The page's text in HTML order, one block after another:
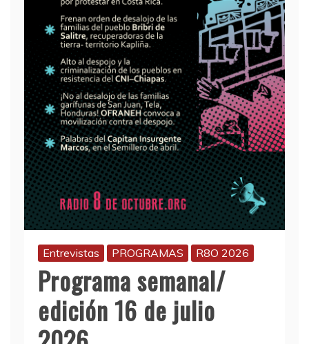
Entrevistas PROGRAMAS R8O 2026
Programa semanal/
edición 16 de julio